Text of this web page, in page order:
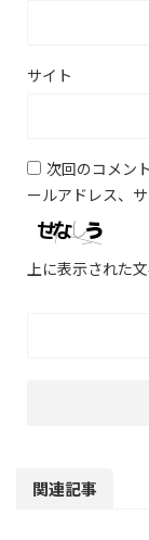
サイト
次回のコメン
ールアドレス、
上に表示された
関連記事